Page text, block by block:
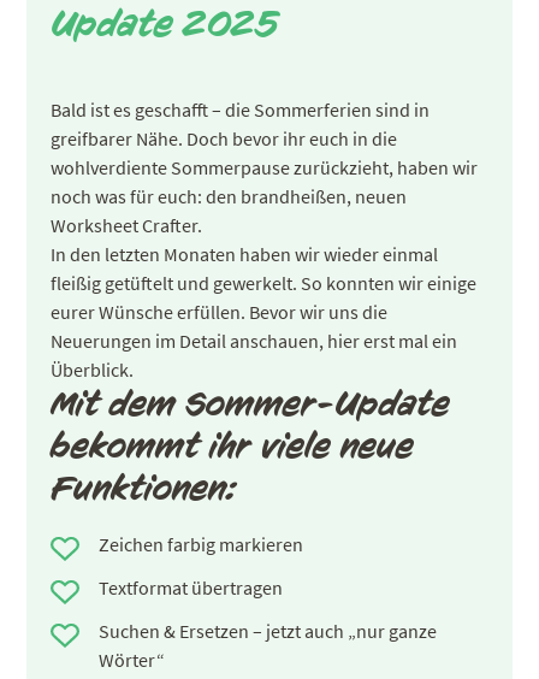
Update 2025
Bald ist es geschafft – die Sommerferien sind in
greifbarer Nähe. Doch bevor ihr euch in die
wohlverdiente Sommerpause zurückzieht, haben wir
noch was für euch: den brandheißen, neuen
Worksheet Crafter.
In den letzten Monaten haben wir wieder einmal
fleißig getüftelt und gewerkelt. So konnten wir einige
eurer Wünsche erfüllen. Bevor wir uns die
Neuerungen im Detail anschauen, hier erst mal ein
Überblick.
Mit dem Sommer-Update
bekommt ihr viele neue
Funktionen:
Zeichen farbig markieren
Textformat übertragen
Suchen & Ersetzen – jetzt auch „nur ganze
Wörter“